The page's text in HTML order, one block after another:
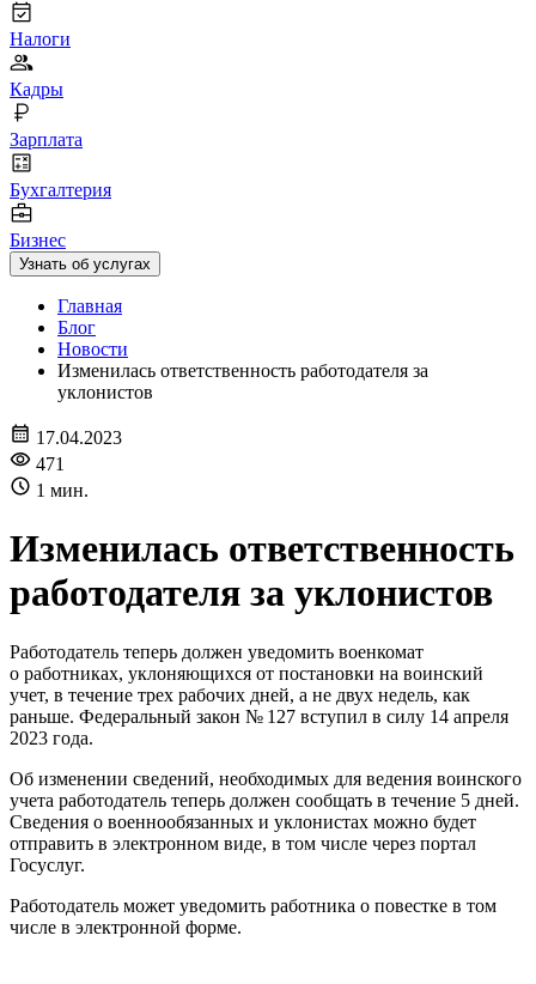
Налоги
Кадры
Зарплата
Бухгалтерия
Бизнес
Узнать об услугах
Главная
Блог
Новости
Изменилась ответственность работодателя за
уклонистов
17.04.2023
471
1 мин.
Изменилась ответственность
работодателя за уклонистов
Работодатель теперь должен уведомить военкомат
о работниках, уклоняющихся от постановки на воинский
учет, в течение трех рабочих дней, а не двух недель, как
раньше. Федеральный закон № 127 вступил в силу 14 апреля
2023 года.
Об изменении сведений, необходимых для ведения воинского
учета работодатель теперь должен сообщать в течение 5 дней.
Сведения о военнообязанных и уклонистах можно будет
отправить в электронном виде, в том числе через портал
Госуслуг.
Работодатель может уведомить работника о повестке в том
числе в электронной форме.